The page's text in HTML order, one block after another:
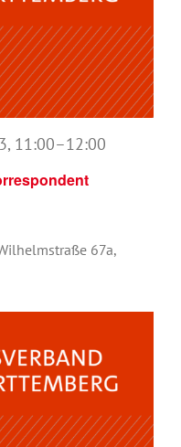
11:00–12:00
67a,